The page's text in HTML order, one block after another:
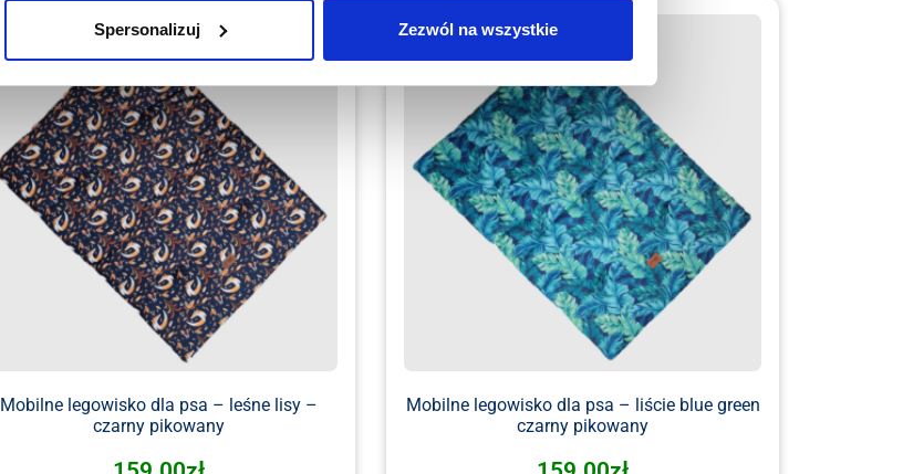
Spersonalizuj Zezwól na wszystkie
Mobilne legowisko dla psa – leśne lisy –
czarny pikowany
Mobilne legowisko dla psa – liście blue green
czarny pikowany